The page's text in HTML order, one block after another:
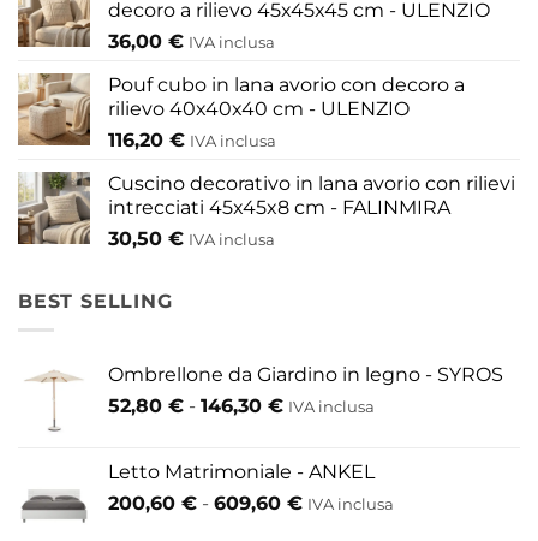
pagina
decoro a rilievo 45x45x45 cm - ULENZIO
36,00 € IVA inclusa
Pouf cubo in lana avorio con decoro a
rilievo 40x40x40 cm - ULENZIO
116,20 € IVA inclusa
Cuscino decorativo in lana avorio con rilievi
intrecciati 45x45x8 cm - FALINMIRA
30,50 € IVA inclusa
BEST SELLING
Ombrellone da Giardino in legno - SYROS
52,80 € - 146,30 €Fascia
da
52,80 €
IVA inclusa
Letto Matrimoniale - ANKEL
200,60 € - 609,60 €Fascia
IVA inclusa